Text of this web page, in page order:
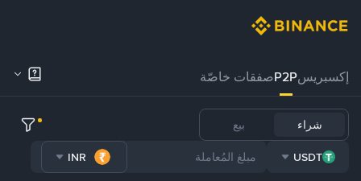
إكسبريسP2Pصفقات خاصّة
شراء بيع
USDT
INR